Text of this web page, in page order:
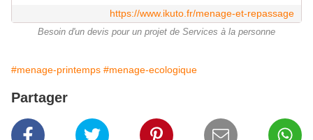
https://www.ikuto.fr/menage-et-repassage
Besoin d'un devis pour un projet de Services à la personne
#menage-printemps #menage-ecologique
Partager